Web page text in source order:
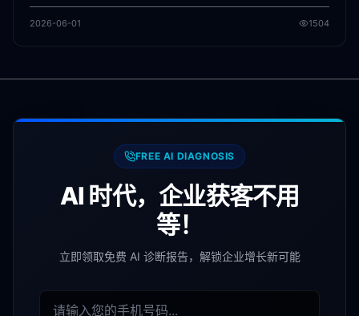
2026-06-01 1504
FREE AI DIAGNOSIS
AI 时代，企业获客不用
等！
立即领取免费 AI 诊断报告，解锁企业增长新可能